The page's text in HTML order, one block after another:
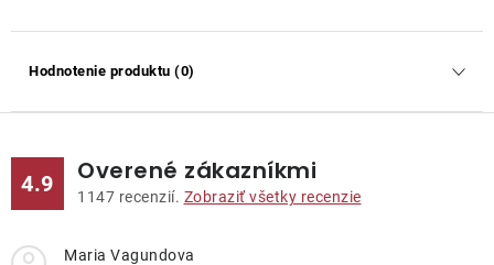
Hodnotenie produktu (0)
4.9 Overené zákazníkmi
1147 recenzií. Zobraziť všetky recenzie
Maria Vagundova